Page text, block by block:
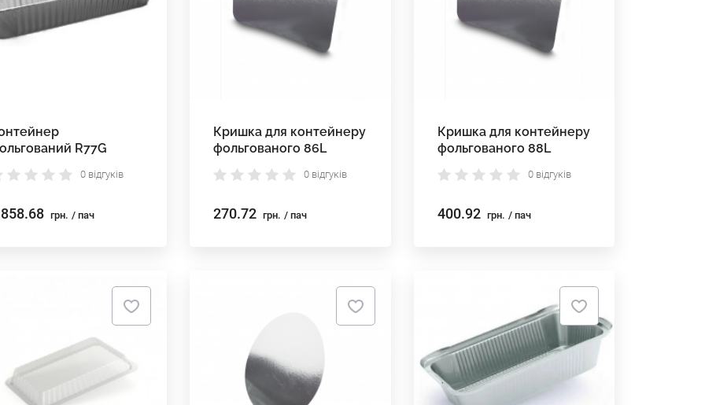
R77G
0 відгуків
грн. / пач
Кришка для контейнеру
фольгованого 86L
0 відгуків
270.72 грн. / пач
Кришка для контейнеру
фольгованого 88L
0 відгуків
400.92 грн. / пач